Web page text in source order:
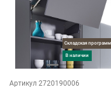
Складская
в наличии
Артикул 2720190006